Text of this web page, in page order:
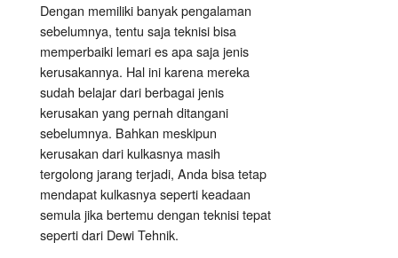
Dengan memiliki banyak pengalaman
sebelumnya, tentu saja teknisi bisa
memperbaiki lemari es apa saja jenis
kerusakannya. Hal ini karena mereka
sudah belajar dari berbagai jenis
kerusakan yang pernah ditangani
sebelumnya. Bahkan meskipun
kerusakan dari kulkasnya masih
tergolong jarang terjadi, Anda bisa tetap
mendapat kulkasnya seperti keadaan
semula jika bertemu dengan teknisi tepat
seperti dari Dewi Tehnik.